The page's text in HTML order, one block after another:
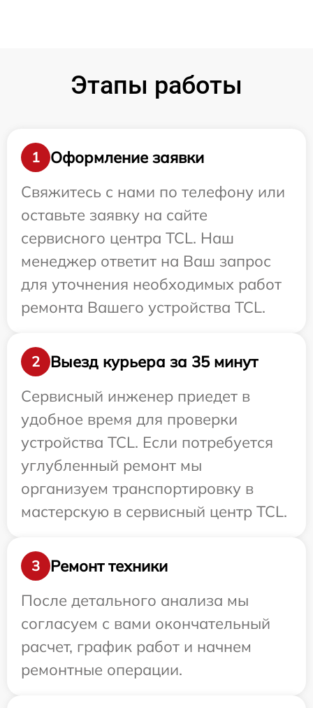
Этапы работы
1
Оформление заявки
Свяжитесь с нами по телефону или
оставьте заявку на сайте
сервисного центра TCL. Наш
менеджер ответит на Ваш запрос
для уточнения необходимых работ
ремонта Вашего устройства TCL.
2
Выезд курьера за 35 минут
Сервисный инженер приедет в
удобное время для проверки
устройства TCL. Если потребуется
углубленный ремонт мы
организуем транспортировку в
мастерскую в сервисный центр TCL.
3
Ремонт техники
После детального анализа мы
согласуем с вами окончательный
расчет, график работ и начнем
ремонтные операции.